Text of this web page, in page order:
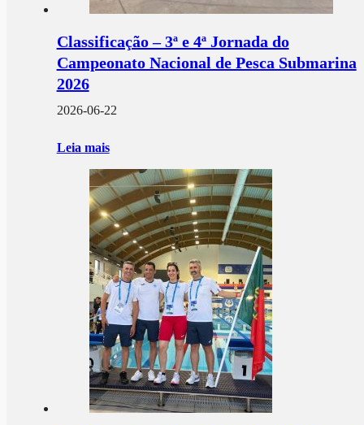
Classificação – 3ª e 4ª Jornada do
Campeonato Nacional de Pesca Submarina
2026
2026-06-22
Leia mais